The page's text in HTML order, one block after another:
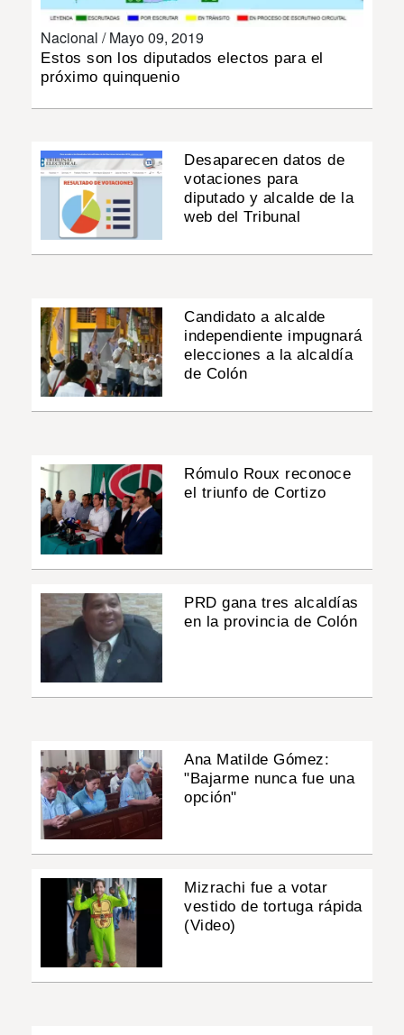
Nacional /Mayo 09, 2019
Estos son los diputados electos para el
próximo quinquenio
Desaparecen datos de
votaciones para
diputado y alcalde de la
web del Tribunal
Candidato a alcalde
independiente impugnará
elecciones a la alcaldía
de Colón
Rómulo Roux reconoce
el triunfo de Cortizo
PRD gana tres alcaldías
en la provincia de Colón
Ana Matilde Gómez:
"Bajarme nunca fue una
opción"
Mizrachi fue a votar
vestido de tortuga rápida
(Video)